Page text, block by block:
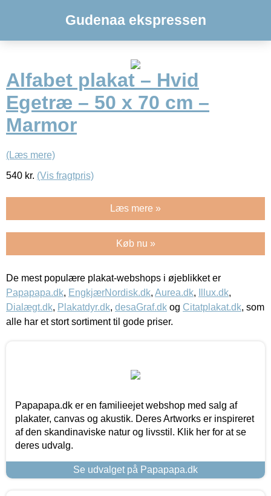
Gudenaa ekspressen
Alfabet plakat – Hvid
Egetræ – 50 x 70 cm –
Marmor
(Læs mere)
540 kr. (Vis fragtpris)
Læs mere »
Køb nu »
De mest populære plakat-webshops i øjeblikket er
Papapapa.dk, EngkjærNordisk.dk, Aurea.dk, Illux.dk,
Dialægt.dk, Plakatdyr.dk, desaGraf.dk og Citatplakat.dk, som
alle har et stort sortiment til gode priser.
Papapapa.dk er en familieejet webshop med salg af
plakater, canvas og akustik. Deres Artworks er inspireret
af den skandinaviske natur og livsstil. Klik her for at se
deres udvalg.
Se udvalget på Papapapa.dk